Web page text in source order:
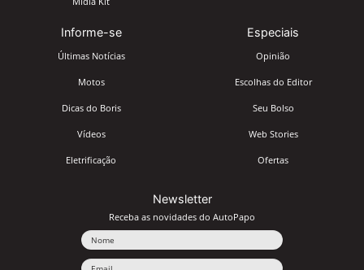
Informe-se
Últimas Notícias
Motos
Dicas do Boris
Vídeos
Eletrificação
Especiais
Opinião
Escolhas do Editor
Seu Bolso
Web Stories
Ofertas
Newsletter
Receba as novidades do AutoPapo